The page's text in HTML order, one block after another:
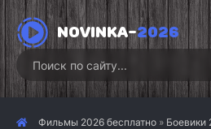
NOVINKA-2026
Фильмы 2026 бесплатно » Боевики